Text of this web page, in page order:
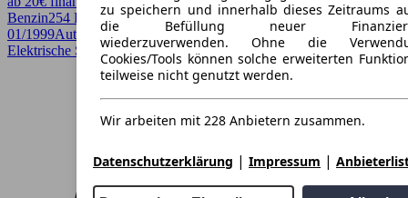
Benzin254 PS (187 kW)164.008 km EZ
01/1999AutomatikLimousine4 Türen
Elektrische Sitze, Lederausstattung, Schiebedach, Sitzheizung
zu speichern und innerhalb dieses Zeitraums
die Befüllung neuer
wiederzuverwenden. Ohne die
Cookies/Tools können solche erweiterten
teilweise nicht genutzt werden.
Wir arbeiten mit 228 Anbietern zusammen.
Datenschutzerklärung | Impressum |